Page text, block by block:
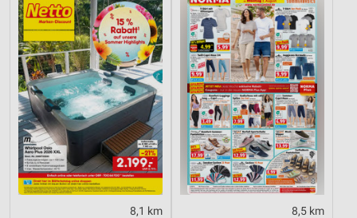
8,1 km 8,5 km